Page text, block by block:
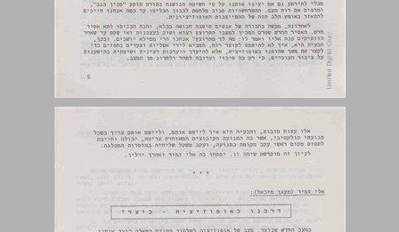
דרכנו כאופוזיציה - כיצד? ... 6